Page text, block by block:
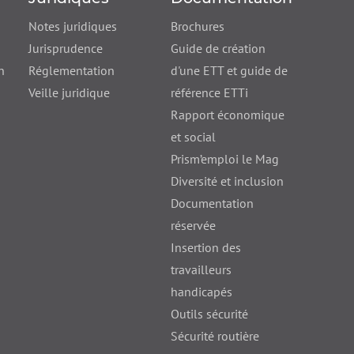
Notes juridiques
Jurisprudence
Réglementation
Veille juridique
Brochures
Guide de création
d'une ETT et guide de
référence ETTi
Rapport économique
et social
Prism’emploi le Mag
Diversité et inclusion
Documentation
réservée
Insertion des
travailleurs
handicapés
Outils sécurité
Sécurité routière